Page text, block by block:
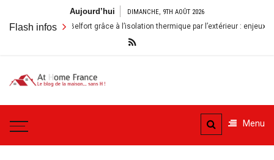
contenu
Aujourd’hui DIMANCHE, 9TH AOÛT 2026
Flash infos
à Belfort grâce à l’isolation thermique par l’extérieur : enjeux et bénéfices
A la
Maison
H
Menu